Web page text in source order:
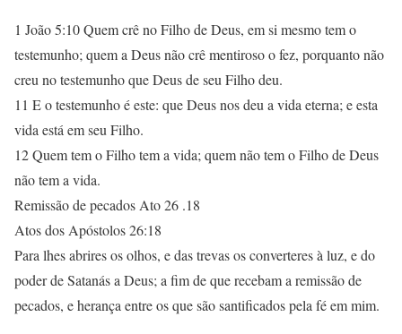
1 João 5:10 Quem crê no Filho de Deus, em si mesmo tem o
testemunho; quem a Deus não crê mentiroso o fez, porquanto não
creu no testemunho que Deus de seu Filho deu.
11 E o testemunho é este: que Deus nos deu a vida eterna; e esta
vida está em seu Filho.
12 Quem tem o Filho tem a vida; quem não tem o Filho de Deus
não tem a vida.
Remissão de pecados Ato 26 .18
Atos dos Apóstolos 26:18
Para lhes abrires os olhos, e das trevas os converteres à luz, e do
poder de Satanás a Deus; a fim de que recebam a remissão de
pecados, e herança entre os que são santificados pela fé em mim.